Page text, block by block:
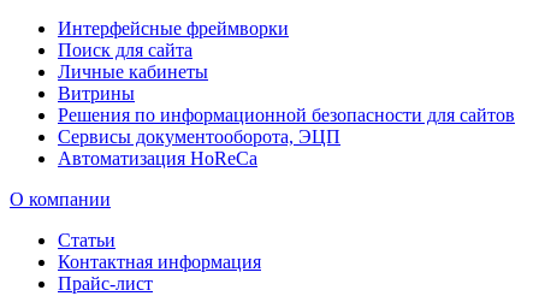
Интерфейсные фреймворки
Поиск для сайта
Личные кабинеты
Витрины
Решения по информационной безопасности для сайтов
Сервисы документооборота, ЭЦП
Автоматизация HoReCa
О компании
Статьи
Контактная информация
Прайс-лист